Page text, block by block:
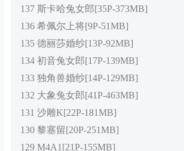
137 斯卡哈兔女郎[35P-373MB]
136 希佩尔上将[9P-51MB]
135 德丽莎婚纱[13P-92MB]
134 初音兔女郎[17P-139MB]
133 独角兽婚纱[14P-129MB]
132 大象兔女郎[41P-463MB]
131 沙雕K[22P-181MB]
130 黎塞留[20P-251MB]
129 M4A1[21P-155MB]